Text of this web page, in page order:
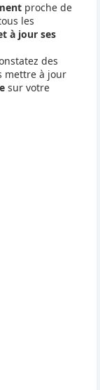
proche de
les
à jour ses
des
mettre à jour
sur votre